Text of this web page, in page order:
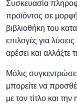
Συσκευασία
προϊόντος σε
βιβλιοθήκη του
επιλογές για
αρέσει και αλλάξτε
Μόλις
μπορείτε να
με τον τίτλο και